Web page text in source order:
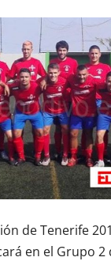
de Tenerife
en el Grupo 2